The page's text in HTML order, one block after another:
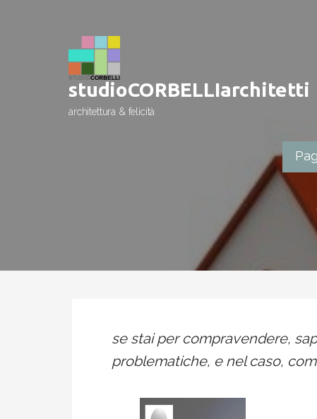
studioCORBELLIarchitetti
architettura & felicità
se stai per compravendere,
problematiche, e nel caso,